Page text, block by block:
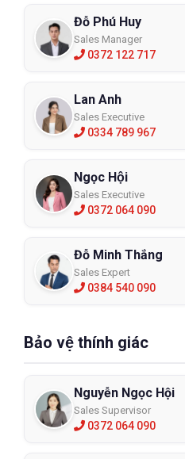
Đỗ Phú Huy
Sales Manager
0372 122 717
Lan Anh
Sales Executive
0334 789 967
Ngọc Hội
Sales Executive
0372 064 090
Đỗ Minh Thắng
Sales Expert
0384 540 090
Bảo vệ thính giác
Nguyễn Ngọc Hội
Sales Supervisor
0372 064 090